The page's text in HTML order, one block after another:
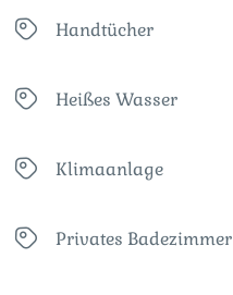
Handtücher
Heißes Wasser
Klimaanlage
Privates Badezimmer